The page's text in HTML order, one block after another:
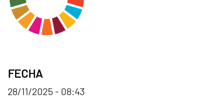
FECHA
28/11/2025 - 08:43